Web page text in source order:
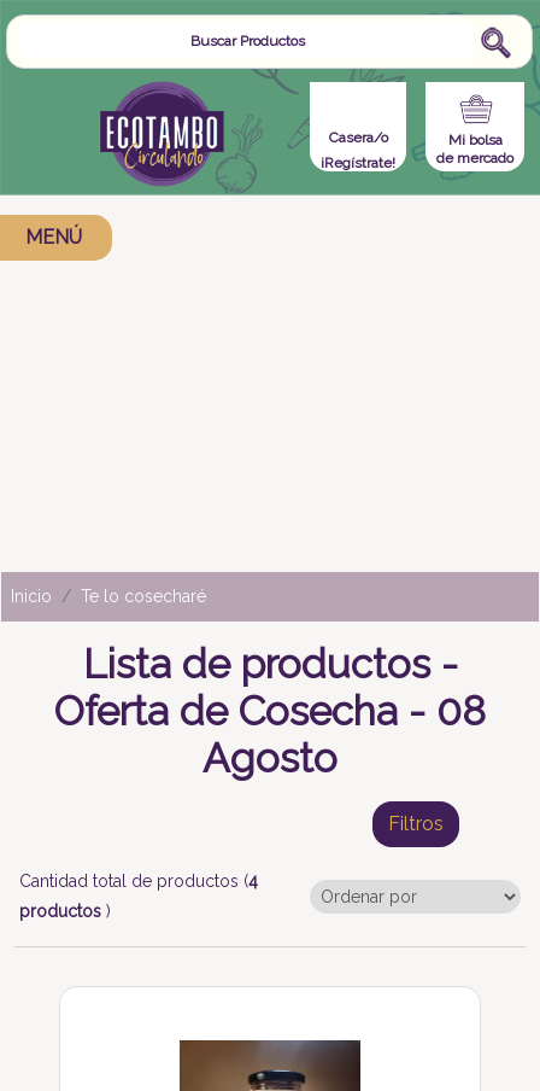
Casera/o
¡Regístrate!
Mi bolsa
de mercado
MENÚ
Inicio Te lo cosecharé
Lista de productos -
Oferta de Cosecha - 08
Agosto
Filtros
Cantidad total de productos (4
productos )